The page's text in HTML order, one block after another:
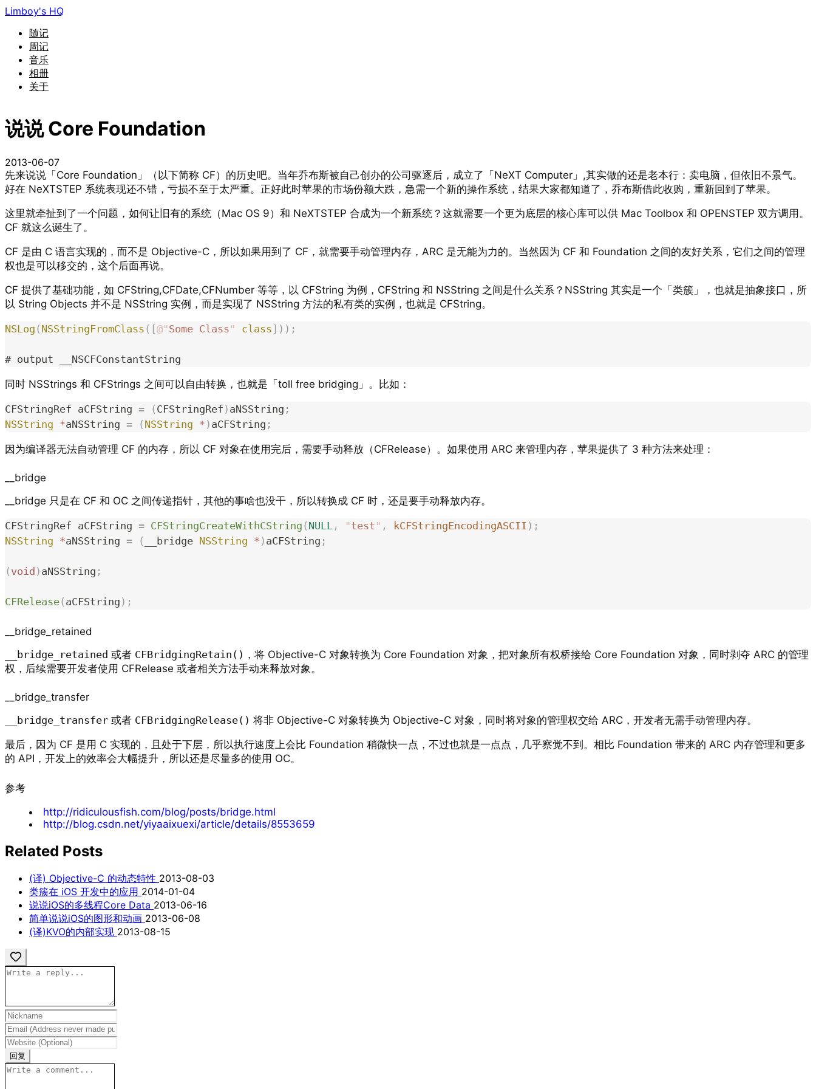
Limboy's HQ
随记
周记
音乐
相册
关于
说说 Core Foundation
2013-06-07
先来说说「Core Foundation」（以下简称 CF）的历史吧。当年乔布斯被自己创办的公司驱逐后，成立了「NeXT Computer」,其实做的还是老本行：卖电脑，但依旧不景气。
好在 NeXTSTEP 系统表现还不错，亏损不至于太严重。正好此时苹果的市场份额大跌，急需一个新的操作系统，结果大家都知道了，乔布斯借此收购，重新回到了苹果。
这里就牵扯到了一个问题，如何让旧有的系统（Mac OS 9）和 NeXTSTEP 合成为一个新系统？这就需要一个更为底层的核心库可以供 Mac Toolbox 和 OPENSTEP 双方调用。
CF 就这么诞生了。
CF 是由 C 语言实现的，而不是 Objective-C，所以如果用到了 CF，就需要手动管理内存，ARC 是无能为力的。当然因为 CF 和 Foundation 之间的友好关系，它们之间的管理
权也是可以移交的，这个后面再说。
CF 提供了基础功能，如 CFString,CFDate,CFNumber 等等，以 CFString 为例，CFString 和 NSString 之间是什么关系？NSString 其实是一个「类簇」，也就是抽象接口，所
以 String Objects 并不是 NSString 实例，而是实现了 NSString 方法的私有类的实例，也就是 CFString。
NSLog ( NSStringFromClass ([@"Some Class " class ]));
# output __NSCFConstantString
同时 NSStrings 和 CFStrings 之间可以自由转换，也就是「toll free bridging」。比如：
CFStringRef aCFString = ( CFStringRef ) aNSString ;
NSString *aNSString = ( NSString * ) aCFString ;
因为编译器无法自动管理 CF 的内存，所以 CF 对象在使用完后，需要手动释放（CFRelease）。如果使用 ARC 来管理内存，苹果提供了 3 种方法来处理：
__bridge
__bridge 只是在 CF 和 OC 之间传递指针，其他的事啥也没干，所以转换成 CF 时，还是要手动释放内存。
CFStringRef aCFString = CFStringCreateWithCString ( NULL , "test " , kCFStringEncodingASCII );
NSString *aNSString = ( __bridge NSString * ) aCFString ;
( void ) aNSString ;
CFRelease( aCFString );
__bridge_retained
__bridge_retained 或者 CFBridgingRetain() ，将 Objective-C 对象转换为 Core Foundation 对象，把对象所有权桥接给 Core Foundation 对象，同时剥夺 ARC 的管理
权，后续需要开发者使用 CFRelease 或者相关方法手动来释放对象。
__bridge_transfer
__bridge_transfer 或者 CFBridgingRelease() 将非 Objective-C 对象转换为 Objective-C 对象，同时将对象的管理权交给 ARC，开发者无需手动管理内存。
最后，因为 CF 是用 C 实现的，且处于下层，所以执行速度上会比 Foundation 稍微快一点，不过也就是一点点，几乎察觉不到。相比 Foundation 带来的 ARC 内存管理和更多
的 API，开发上的效率会大幅提升，所以还是尽量多的使用 OC。
参考
http://ridiculousfish.com/blog/posts/bridge.html
http://blog.csdn.net/yiyaaixuexi/article/details/8553659
Related Posts
(译) Objective-C 的动态特性 2013-08-03
类簇在 iOS 开发中的应用 2014-01-04
说说iOS的多线程Core Data 2013-06-16
简单说说iOS的图形和动画 2013-06-08
(译)KVO的内部实现 2013-08-15
回复